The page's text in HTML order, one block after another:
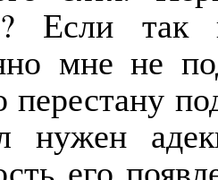
Если
мне не
перестану